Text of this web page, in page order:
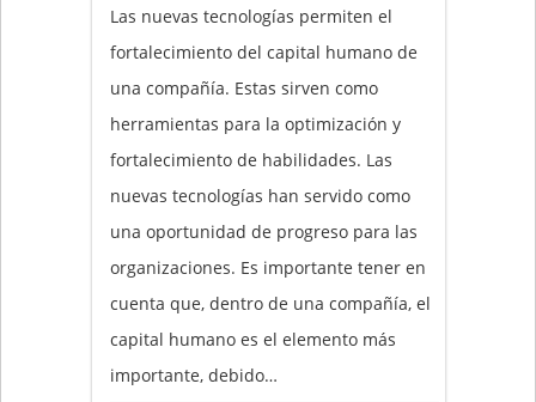
Las nuevas tecnologías permiten el
fortalecimiento del capital humano de
una compañía. Estas sirven como
herramientas para la optimización y
fortalecimiento de habilidades. Las
nuevas tecnologías han servido como
una oportunidad de progreso para las
organizaciones. Es importante tener en
cuenta que, dentro de una compañía, el
capital humano es el elemento más
importante, debido…